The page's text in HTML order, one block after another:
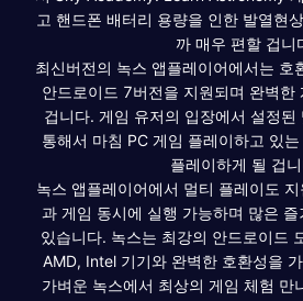
고 핸드폰 배터리 용량을 인한 발열현
까 매우 편할 겁니
최신버전의 녹스 앱플레이어에서는 호
안드로이드 7버전을 지원되며 완벽한
겁니다. 게임 유저의 입장에서 설정된
통해서 마침 PC 게임 플레이하고 있
플레이하게 될 겁
녹스 앱플레이어에서 멀티 플레이도
과 게임 동시에 실행 가능하며 많은
있습니다. 녹스는 최강의 안드로이드
AMD, Intel 기기와 완벽한 호환성을
가벼운 녹스에서 최상의 게임 체험 만